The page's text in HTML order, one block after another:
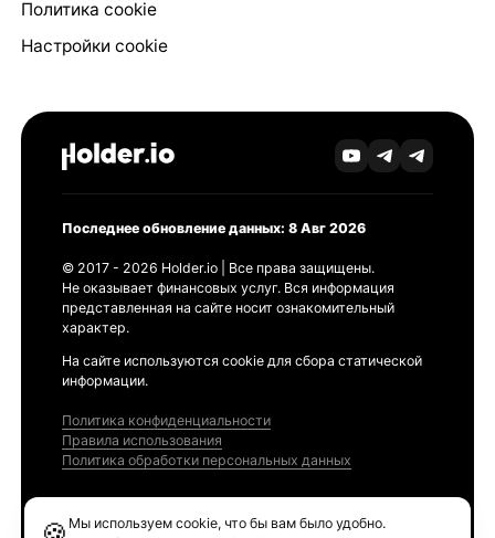
Политика cookie
Настройки cookie
Последнее обновление данных: 8 Авг 2026
© 2017 - 2026 Holder.io | Все права защищены.
Не оказывает финансовых услуг. Вся информация
представленная на сайте носит ознакомительный
характер.
На сайте используются cookie для сбора статической
информации.
Политика конфиденциальности
Правила использования
Политика обработки персональных данных
Мы используем cookie, что бы вам было удобно.